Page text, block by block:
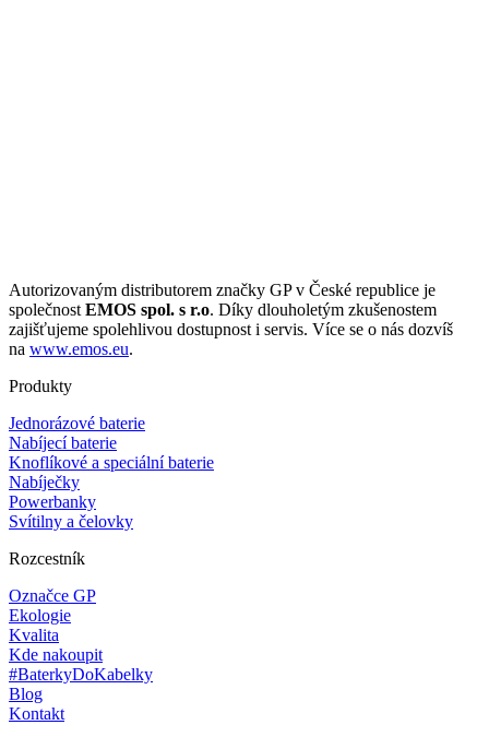
Autorizovaným distributorem značky GP v České republice je
společnost EMOS spol. s r.o. Díky dlouholetým zkušenostem
zajišťujeme spolehlivou dostupnost i servis. Více se o nás dozvíš
na www.emos.eu.
Produkty
Jednorázové baterie
Nabíjecí baterie
Knoflíkové a speciální baterie
Nabíječky
Powerbanky
Svítilny a čelovky
Rozcestník
Označce GP
Ekologie
Kvalita
Kde nakoupit
#BaterkyDoKabelky
Blog
Kontakt